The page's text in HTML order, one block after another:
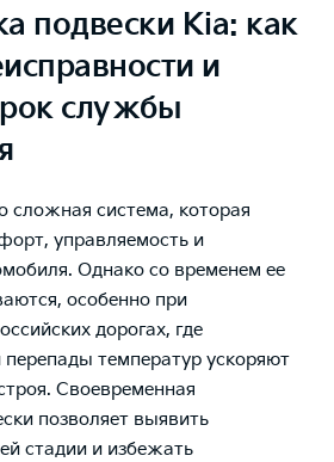
подвески Kia: как
и
службы
сложная система, которая
управляемость и
Однако со временем ее
особенно при
дорогах, где
температур ускоряют
Своевременная
позволяет выявить
стадии и избежать